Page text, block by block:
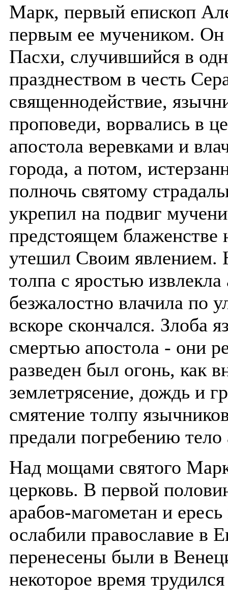
Марк, первый епископ
первым ее мучеником. Он
Пасхи, случившийся в
празднеством в честь
священнодействие,
проповеди, ворвались в
апостола веревками и
города, а потом,
полночь святому
укрепил на подвиг
предстоящем блаженстве
утешил Своим явлением.
толпа с яростью
безжалостно влачила по
вскоре скончался. Злоба
смертью апостола - они
разведен был огонь, как
землетрясение, дождь и
смятение толпу
предали погребению тело
Над мощами святого
церковь. В первой
арабов-магометан и
ослабили православие в
перенесены были в
некоторое время